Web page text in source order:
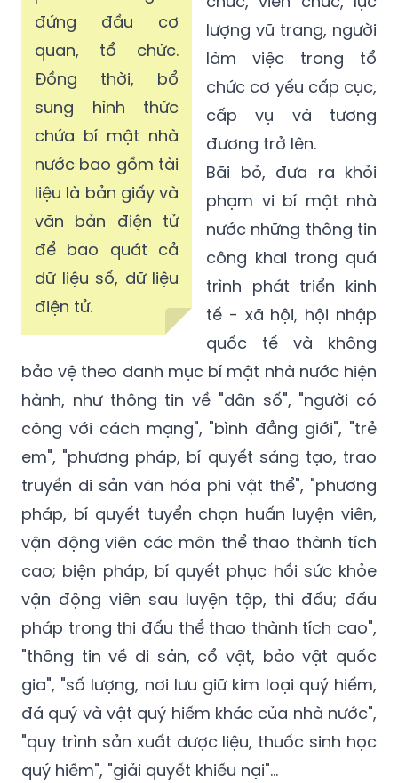
đứng đầu cơ
quan, tổ chức.
Đồng thời, bổ
sung hình thức
chứa bí mật nhà
nước bao gồm tài
liệu là bản giấy và
văn bản điện tử
để bao quát cả
dữ liệu số, dữ liệu
điện tử.
lượng vũ trang, người
làm việc trong tổ
chức cơ yếu cấp cục,
cấp vụ và tương
đương trở lên.
Bãi bỏ, đưa ra khỏi
phạm vi bí mật nhà
nước những thông tin
công khai trong quá
trình phát triển kinh
tế - xã hội, hội nhập
quốc tế và không
bảo vệ theo danh mục bí mật nhà nước hiện
hành, như thông tin về "dân số", "người có
công với cách mạng", "bình đẳng giới", "trẻ
em", "phương pháp, bí quyết sáng tạo, trao
truyền di sản văn hóa phi vật thể", "phương
pháp, bí quyết tuyển chọn huấn luyện viên,
vận động viên các môn thể thao thành tích
cao; biện pháp, bí quyết phục hồi sức khỏe
vận động viên sau luyện tập, thi đấu; đấu
pháp trong thi đấu thể thao thành tích cao",
"thông tin về di sản, cổ vật, bảo vật quốc
gia", "số lượng, nơi lưu giữ kim loại quý hiếm,
đá quý và vật quý hiếm khác của nhà nước",
"quy trình sản xuất dược liệu, thuốc sinh học
quý hiếm", "giải quyết khiếu nại"…